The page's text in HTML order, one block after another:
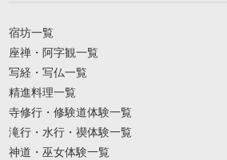
宿坊一覧
座禅・阿字観一覧
写経・写仏一覧
精進料理一覧
寺修行・修験道体験一覧
滝行・水行・禊体験一覧
神道・巫女体験一覧